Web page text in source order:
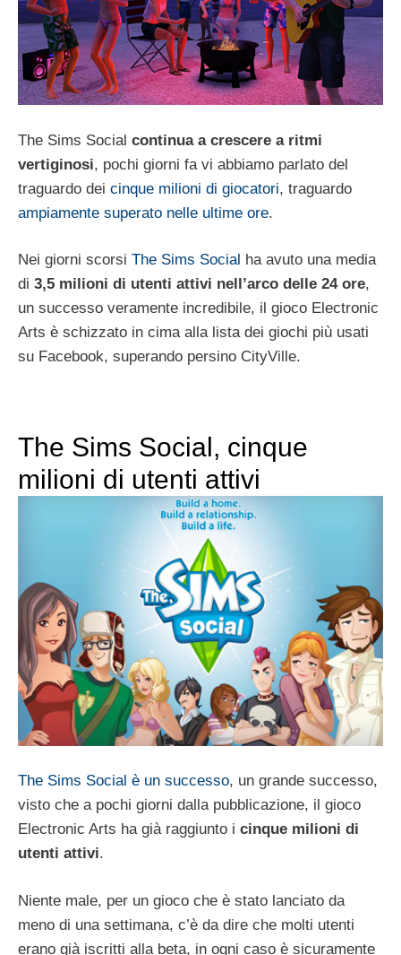
The Sims Social continua a crescere a ritmi
vertiginosi, pochi giorni fa vi abbiamo parlato del
traguardo dei cinque milioni di giocatori, traguardo
ampiamente superato nelle ultime ore.
Nei giorni scorsi The Sims Social ha avuto una media
di 3,5 milioni di utenti attivi nell’arco delle 24 ore,
un successo veramente incredibile, il gioco Electronic
Arts è schizzato in cima alla lista dei giochi più usati
su Facebook, superando persino CityVille.
The Sims Social, cinque
milioni di utenti attivi
The Sims Social è un successo, un grande successo,
visto che a pochi giorni dalla pubblicazione, il gioco
Electronic Arts ha già raggiunto i cinque milioni di
utenti attivi.
Niente male, per un gioco che è stato lanciato da
meno di una settimana, c’è da dire che molti utenti
erano già iscritti alla beta, in ogni caso è sicuramente